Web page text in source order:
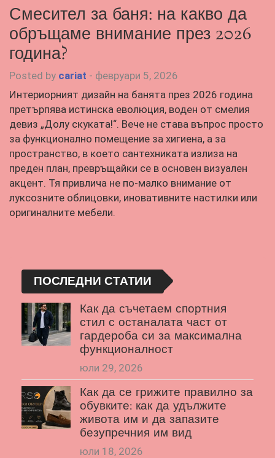
Смесител за баня: на какво да
обръщаме внимание през 2026
година?
Posted by cariat - февруари 5, 2026
Интериорният дизайн на банята през 2026 година
претърпява истинска еволюция, воден от смелия
девиз „Долу скуката!“. Вече не става въпрос просто
за функционално помещение за хигиена, а за
пространство, в което сантехниката излиза на
преден план, превръщайки се в основен визуален
акцент. Тя привлича не по-малко внимание от
луксозните облицовки, иновативните настилки или
оригиналните мебели.
ПОСЛЕДНИ СТАТИИ
Как да съчетаем спортния
стил с останалата част от
гардероба си за максимална
функционалност
юли 29, 2026
Как да се грижите правилно за
обувките: как да удължите
живота им и да запазите
безупречния им вид
юли 18, 2026